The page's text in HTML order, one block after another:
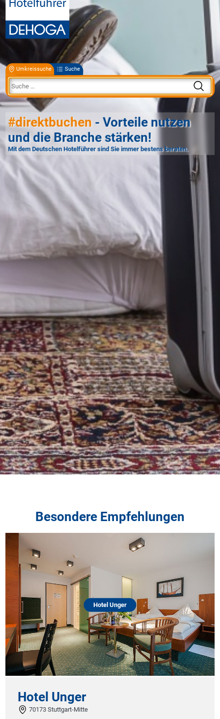
Umkreissuche Suche
#direktbuchen - Vorteile nutzen
und die Branche stärken!
Mit dem Deutschen Hotelführer sind Sie immer bestens beraten.
Besondere Empfehlungen
Hotel Unger
Hotel Unger
70173 Stuttgart-Mitte